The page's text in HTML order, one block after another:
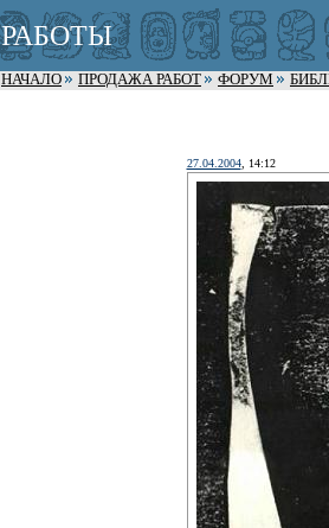
РАБОТЫ
НАЧАЛО ПРОДАЖА РАБОТ ФОРУМ
27.04.2004, 14:12